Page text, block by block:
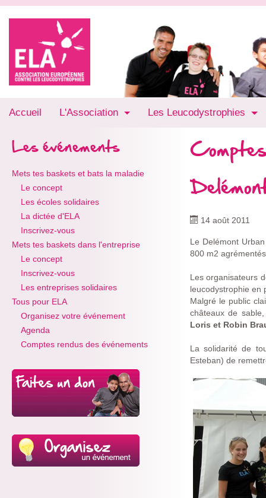
Accueil L'Association Les Leucodystrophies
Les événements
Mets tes baskets et bats la maladie
Le concept
Les écoles solidaires
La dictée d'ELA
Inscrivez-vous
Mets tes baskets dans l'entreprise
Le concept
Inscrivez-vous
Les entreprises solidaires
Tous pour ELA
Organisez votre événement
Agenda
Comptes rendus des événements
14 août 2011
Le Delémont
800 m2
Les organisateurs
leucodystrophie en
Malgré le public
châteaux de
Loris et Robin
La solidarité de
Esteban) de